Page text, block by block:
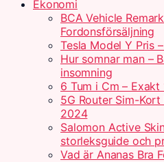
Ekonomi
BCA Vehicle
Fordonsförsäljning
Tesla Model Y Pris
Hur somnar man –
insomning
6 Tum i Cm –
5G Router Sim-
2024
Salomon Active
storleksguide och
Vad är Ananas Bra